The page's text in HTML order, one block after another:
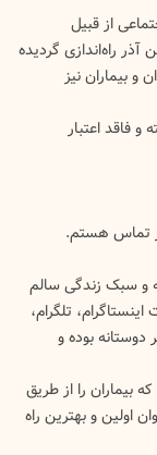
از قبیل
آذر راه‌اندازی گردیده
و بیماران نیز
و فاقد اعتبار
تماس هستم.
و سبک زندگی سالم
تلگرام،
بوده و
را از طریق
اولین و بهترین راه